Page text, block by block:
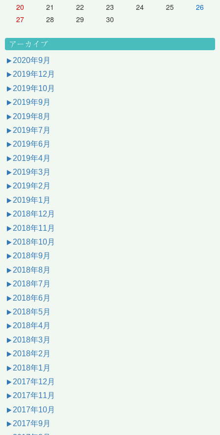
20
21 22 23 24 25
26
27
28 29 30
アーカイブ
2020年9月
2019年12月
2019年10月
2019年9月
2019年8月
2019年7月
2019年6月
2019年4月
2019年3月
2019年2月
2019年1月
2018年12月
2018年11月
2018年10月
2018年9月
2018年8月
2018年7月
2018年6月
2018年5月
2018年4月
2018年3月
2018年2月
2018年1月
2017年12月
2017年11月
2017年10月
2017年9月